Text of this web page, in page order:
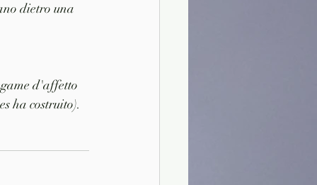
dietro una
d'affetto
ha costruito).